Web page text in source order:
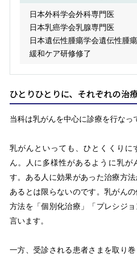
日本外科学会外科専門医
日本乳癌学会乳腺専門医
日本遺伝性腫瘍学会遺伝性腫
緩和ケア研修修了
ひとりひとりに、それぞれの治
当科は乳がんを中心に診療を行なっ
乳がんといっても、ひとくくりに
ん。人に多様性があるように乳が
す。ある人に効果があった治療方
あるとは限らないのです。乳がん
方法を「個別化治療」「プレシジ
言います。
一方、受診される患者さまを取り